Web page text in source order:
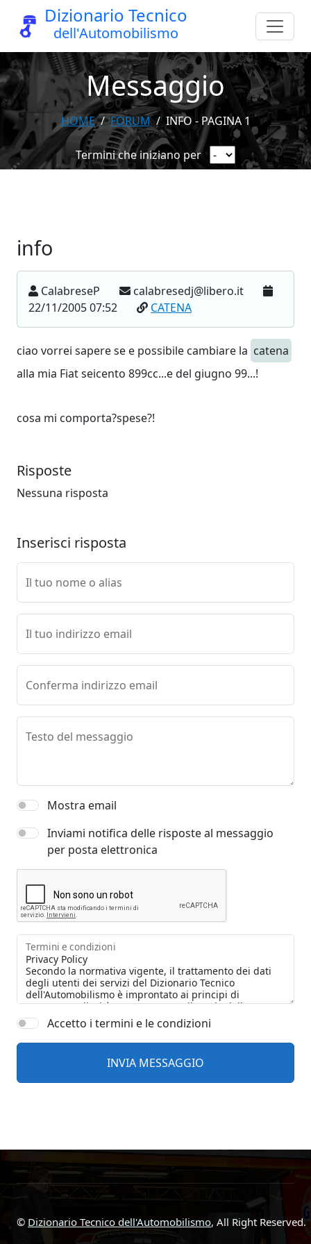
Dizionario Tecnico
dell'Automobilismo
Messaggio
HOME FORUM INFO - PAGINA 1
Termini che iniziano per
info
CalabreseP
calabresedj@libero.it
22/11/2005 07:52
CATENA
ciao vorrei sapere se e possibile cambiare la catena
alla mia Fiat seicento 899cc...e del giugno 99...!
cosa mi comporta?spese?!
Risposte
Nessuna risposta
Inserisci risposta
Il tuo nome o alias
Il tuo indirizzo email
Conferma indirizzo email
Testo del messaggio
Mostra email
Inviami notifica delle risposte al messaggio
per posta elettronica
Termini e condizioni
Accetto i termini e le condizioni
© Dizionario Tecnico dell'Automobilismo, All Right Reserved.